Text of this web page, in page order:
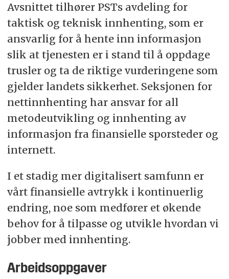
Avsnittet tilhører PSTs avdeling for
taktisk og teknisk innhenting, som er
ansvarlig for å hente inn informasjon
slik at tjenesten er i stand til å oppdage
trusler og ta de riktige vurderingene som
gjelder landets sikkerhet. Seksjonen for
nettinnhenting har ansvar for all
metodeutvikling og innhenting av
informasjon fra finansielle sporsteder og
internett.
I et stadig mer digitalisert samfunn er
vårt finansielle avtrykk i kontinuerlig
endring, noe som medfører et økende
behov for å tilpasse og utvikle hvordan vi
jobber med innhenting.
Arbeidsoppgaver